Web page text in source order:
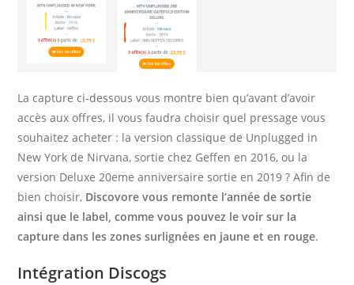
La capture ci-dessous vous montre bien qu’avant d’avoir
accès aux offres, il vous faudra choisir quel pressage vous
souhaitez acheter : la version classique de Unplugged in
New York de Nirvana, sortie chez Geffen en 2016, ou la
version Deluxe 20eme anniversaire sortie en 2019 ? Afin de
bien choisir, Discovore vous remonte l’année de sortie
ainsi que le label, comme vous pouvez le voir sur la
capture dans les zones surlignées en jaune et en rouge.
Intégration Discogs